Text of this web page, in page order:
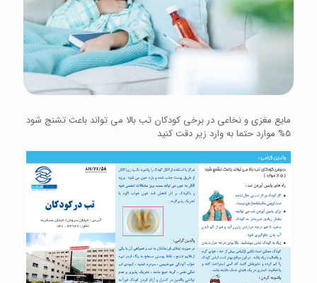
مایع مغزی و نخاعی در برخی کودکان تب بالا می تواند باعث تشنج شود
5% موارد حتما به وارد زیر دقت کنید